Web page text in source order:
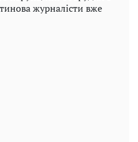
журналісти вже